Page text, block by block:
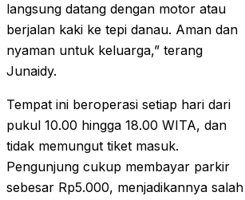
langsung datang dengan motor atau
berjalan kaki ke tepi danau. Aman dan
nyaman untuk keluarga,” terang
Junaidy.
Tempat ini beroperasi setiap hari dari
pukul 10.00 hingga 18.00 WITA, dan
tidak memungut tiket masuk.
Pengunjung cukup membayar parkir
sebesar Rp5.000, menjadikannya salah